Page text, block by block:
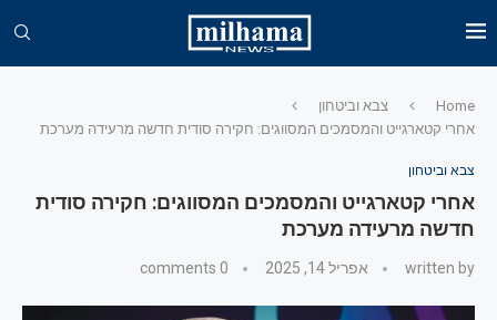
Home
צבא וביטחון
אחרי קטארגייט והמסמכים המסווגים: חקירה סודית חדשה מרעידה מערכת
צבא וביטחון
אחרי קטארגייט והמסמכים המסווגים: חקירה סודית
חדשה מרעידה מערכת
written by אפריל 14, 2025 0 comments